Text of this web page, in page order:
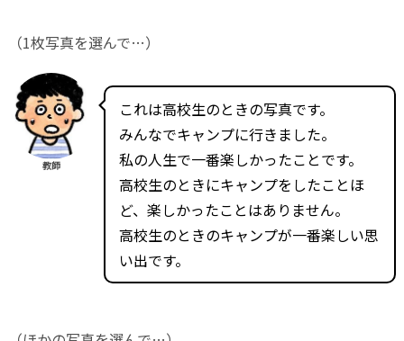
（1枚写真を選んで…）
教師
これは高校生のときの写真です。
みんなでキャンプに行きました。
私の人生で一番楽しかったことです。
高校生のときにキャンプをしたことほ
ど、楽しかったことはありません。
高校生のときのキャンプが一番楽しい思
い出です。